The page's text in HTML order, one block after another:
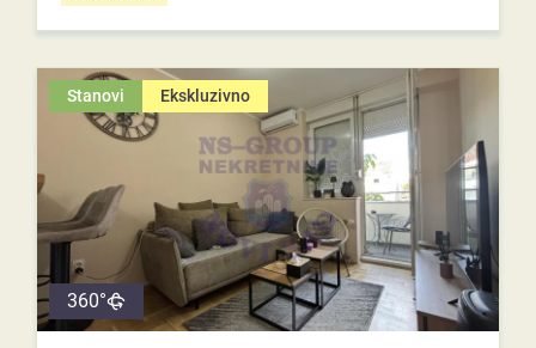
Stanovi Ekskluzivno
360°